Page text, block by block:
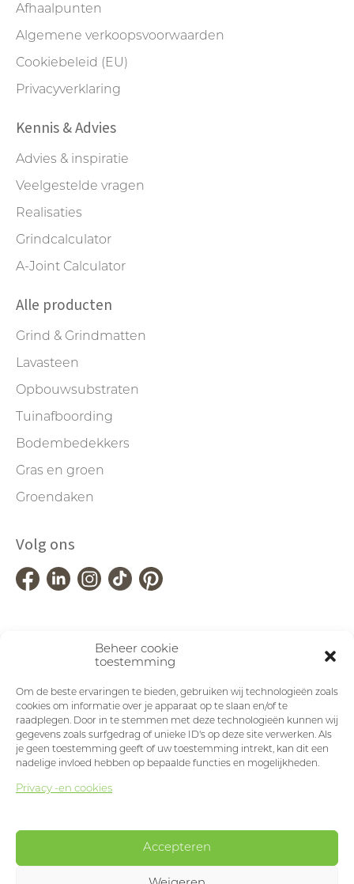
Beheer cookie
toestemming
Om de beste ervaringen te bieden, gebruiken wij technologieën zoals
cookies om informatie over je apparaat op te slaan en/of te
raadplegen. Door in te stemmen met deze technologieën kunnen wij
gegevens zoals surfgedrag of unieke ID's op deze site verwerken. Als
je geen toestemming geeft of uw toestemming intrekt, kan dit een
nadelige invloed hebben op bepaalde functies en mogelijkheden.
Privacy -en cookies
Accepteren
Afhaalpunten
Algemene verkoopsvoorwaarden
Cookiebeleid (EU)
Privacyverklaring
Kennis & Advies
Advies & inspiratie
Veelgestelde vragen
Realisaties
Grindcalculator
A-Joint Calculator
Alle producten
Grind & Grindmatten
Lavasteen
Opbouwsubstraten
Tuinafboording
Bodembedekkers
Gras en groen
Groendaken
Volg ons